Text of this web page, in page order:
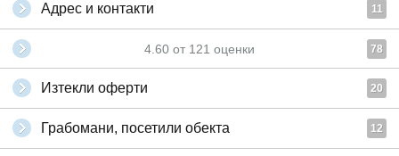
Адрес и контакти 11
4.60 от 121 оценки 78
Изтекли оферти 20
Грабомани, посетили обекта 12